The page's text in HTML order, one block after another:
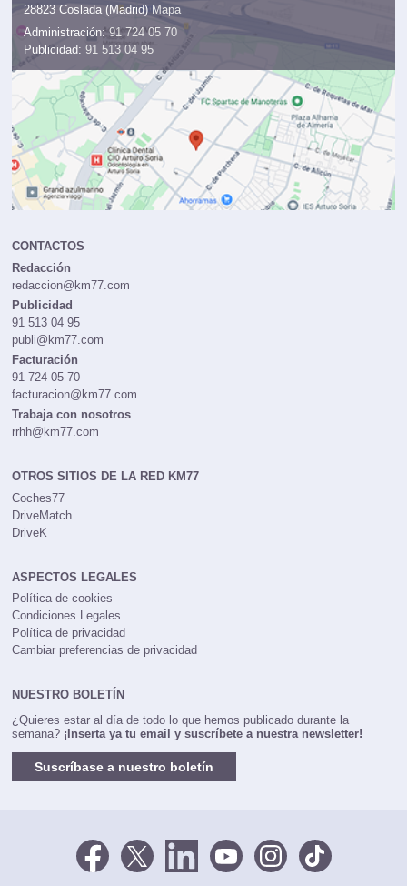
28823 Coslada (Madrid) Mapa
Administración: 91 724 05 70
Publicidad: 91 513 04 95
CONTACTOS
Redacción
redaccion@km77.com
Publicidad
91 513 04 95
publi@km77.com
Facturación
91 724 05 70
facturacion@km77.com
Trabaja con nosotros
rrhh@km77.com
OTROS SITIOS DE LA RED KM77
Coches77
DriveMatch
DriveK
ASPECTOS LEGALES
Política de cookies
Condiciones Legales
Política de privacidad
Cambiar preferencias de privacidad
NUESTRO BOLETÍN
¿Quieres estar al día de todo lo que hemos publicado durante la
semana? ¡Inserta ya tu email y suscríbete a nuestra newsletter!
Suscríbase a nuestro boletín